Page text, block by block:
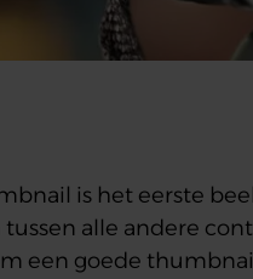
is het eerste
alle andere
een goede